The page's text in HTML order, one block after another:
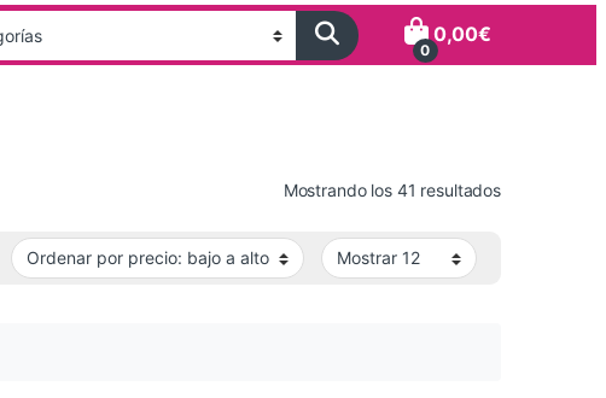
0
0,00€
Mostrando los 41 resultadosOrdenado